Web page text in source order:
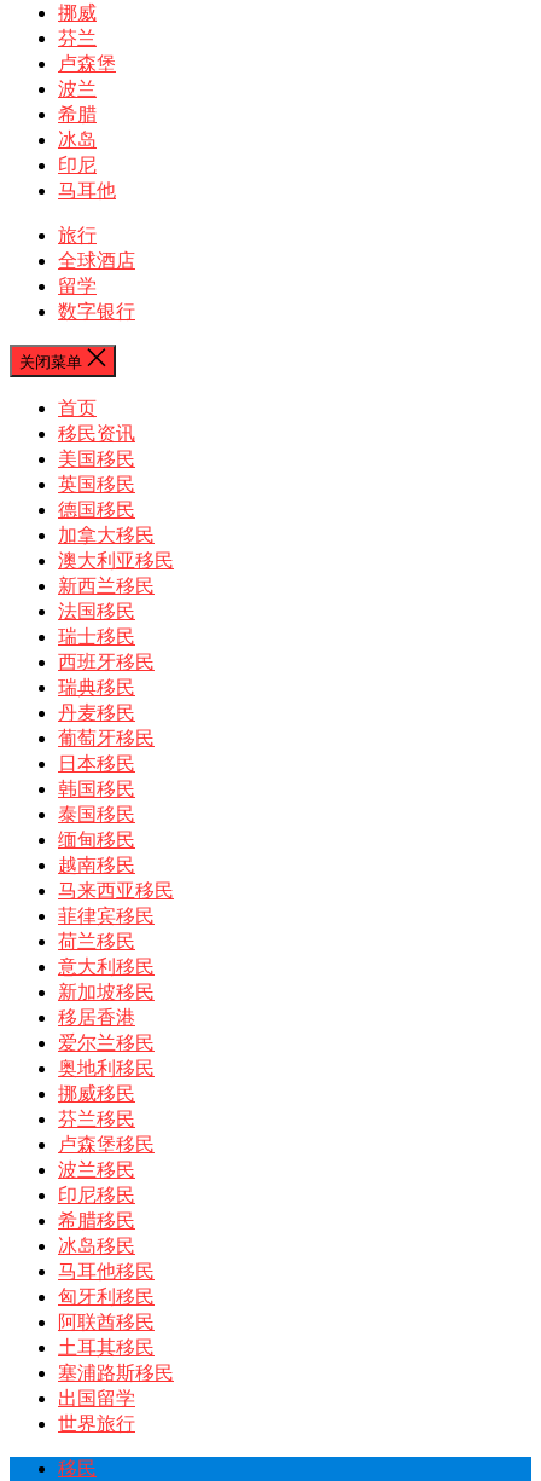
挪威
芬兰
卢森堡
波兰
希腊
冰岛
印尼
马耳他
旅行
全球酒店
留学
数字银行
关闭菜单
首页
移民资讯
美国移民
英国移民
德国移民
加拿大移民
澳大利亚移民
新西兰移民
法国移民
瑞士移民
西班牙移民
瑞典移民
丹麦移民
葡萄牙移民
日本移民
韩国移民
泰国移民
缅甸移民
越南移民
马来西亚移民
菲律宾移民
荷兰移民
意大利移民
新加坡移民
移居香港
爱尔兰移民
奥地利移民
挪威移民
芬兰移民
卢森堡移民
波兰移民
印尼移民
希腊移民
冰岛移民
马耳他移民
匈牙利移民
阿联酋移民
土耳其移民
塞浦路斯移民
出国留学
世界旅行
移民